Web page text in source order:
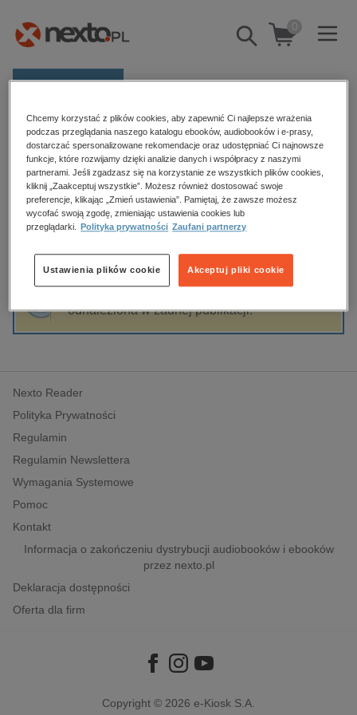
Pokaż/schowaj
wyszukiwarkę
0
E-prasa
Kategorie
Zobacz wszystkie E-prasa
budownictwo, aranżacja wnętrz
biznesowe, branżowe, gospodarka
edukacja
hobby, sport, rozrywka
komputery, internet, technologie, informatyka
polityka, społeczno-informacyjne
psychologiczne
inne
popularno-naukowe
historia
Strona główna Luiza Dobrzyńska
Luiza Dobrzyńska
Sortowanie Filtrowanie
odnaleziona w żadnej publikacji.
Nexto Reader
Polityka Prywatności
Regulamin
Regulamin Newslettera
Wymagania Systemowe
Pomoc
Kontakt
Informacja o zakończeniu dystrybucji audiobooków i ebooków
przez nexto.pl
Deklaracja dostępności
Oferta dla firm
Copyright © 2026 e-Kiosk S.A.
Chcemy korzystać z plików cookies, aby zapewnić Ci najlepsze wrażenia
podczas przeglądania naszego katalogu ebooków, audiobooków i e-prasy,
dostarczać spersonalizowane rekomendacje oraz udostępniać Ci najnowsze
funkcje, które rozwijamy dzięki analizie danych i współpracy z naszymi
partnerami. Jeśli zgadzasz się na korzystanie ze wszystkich plików cookies,
kliknij „Zaakceptuj wszystkie”. Możesz również dostosować swoje
preferencje, klikając „Zmień ustawienia”. Pamiętaj, że zawsze możesz
wycofać swoją zgodę, zmieniając ustawienia cookies lub
przeglądarki.
Polityka prywatności Zaufani partnerzy
Akceptuj pliki cookie
Ustawienia plików cookie